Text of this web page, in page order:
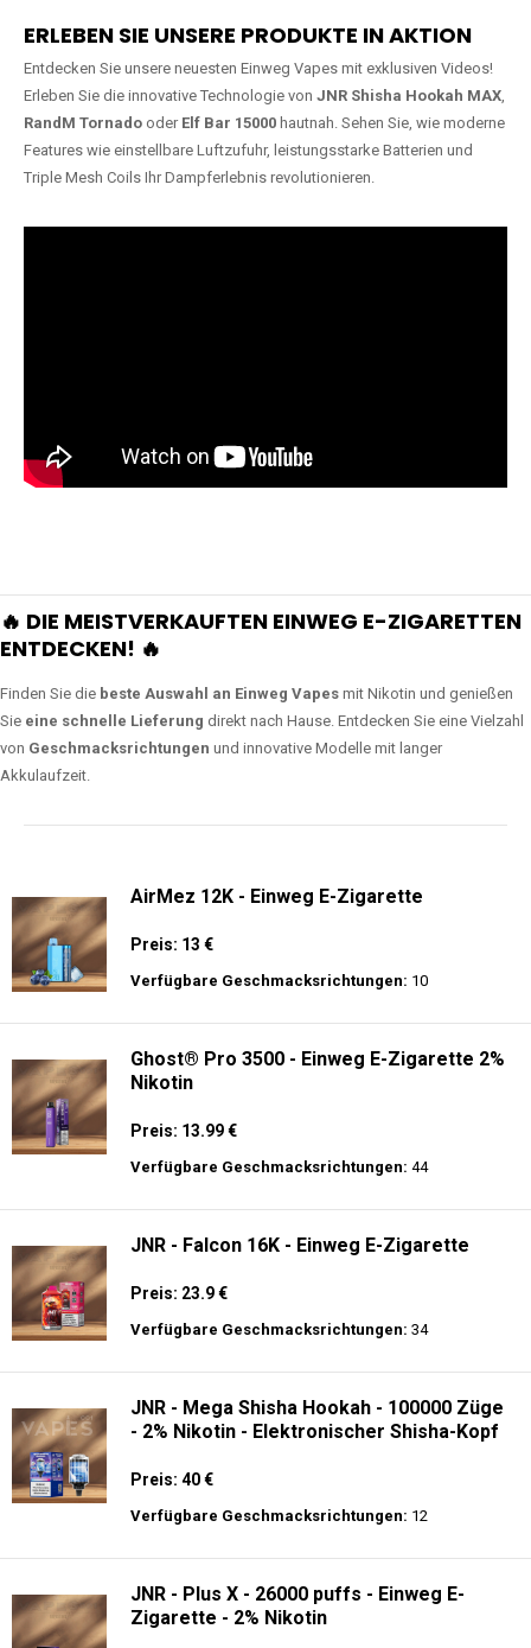
ERLEBEN SIE UNSERE PRODUKTE IN AKTION
Entdecken Sie unsere neuesten Einweg Vapes mit exklusiven Videos!
Erleben Sie die innovative Technologie von JNR Shisha Hookah MAX,
RandM Tornado oder Elf Bar 15000 hautnah. Sehen Sie, wie moderne
Features wie einstellbare Luftzufuhr, leistungsstarke Batterien und
Triple Mesh Coils Ihr Dampferlebnis revolutionieren.
🔥 DIE MEISTVERKAUFTEN EINWEG E-ZIGARETTEN
ENTDECKEN! 🔥
Finden Sie die beste Auswahl an Einweg Vapes mit Nikotin und genießen
Sie eine schnelle Lieferung direkt nach Hause. Entdecken Sie eine Vielzahl
von Geschmacksrichtungen und innovative Modelle mit langer
Akkulaufzeit.
AirMez 12K - Einweg E-Zigarette
Preis: 13 €
Verfügbare Geschmacksrichtungen: 10
Ghost® Pro 3500 - Einweg E-Zigarette 2%
Nikotin
Preis: 13.99 €
Verfügbare Geschmacksrichtungen: 44
JNR - Falcon 16K - Einweg E-Zigarette
Preis: 23.9 €
Verfügbare Geschmacksrichtungen: 34
JNR - Mega Shisha Hookah - 100000 Züge
- 2% Nikotin - Elektronischer Shisha-Kopf
Preis: 40 €
Verfügbare Geschmacksrichtungen: 12
JNR - Plus X - 26000 puffs - Einweg E-
Zigarette - 2% Nikotin